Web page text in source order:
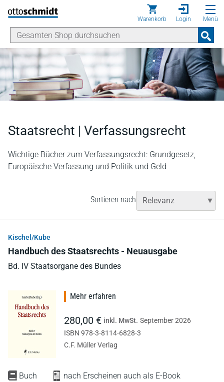
Direkt zum Inhalt
Warenkorb Login Menü
Staatsrecht | Verfassungsrecht
Wichtige Bücher zum Verfassungsrecht: Grundgesetz,
Europäische Verfassung und Politik und Geld
Sortieren nach
Kischel/Kube
Handbuch des Staatsrechts - Neuausgabe
Bd. IV Staatsorgane des Bundes
Buch
nach Erscheinen auch als E-Book
Mehr erfahren
280,00 € inkl. MwSt. September 2026
ISBN 978-3-8114-6828-3
C.F. Müller Verlag